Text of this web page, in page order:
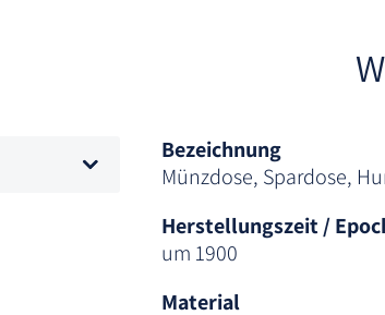
Bezeichnung
Münzdose, Spardose,
Herstellungszeit /
um 1900
Material